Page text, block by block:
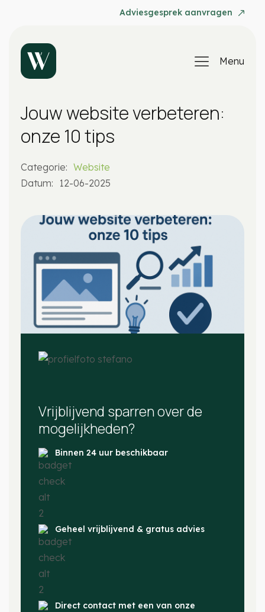
Adviesgesprek aanvragen
Menu
Jouw website verbeteren:
onze 10 tips
Categorie: Website
Datum:
12-06-2025
Vrijblijvend sparren over de
mogelijkheden?
Binnen 24 uur beschikbaar
Geheel vrijblijvend & gratus advies
Direct contact met een van onze